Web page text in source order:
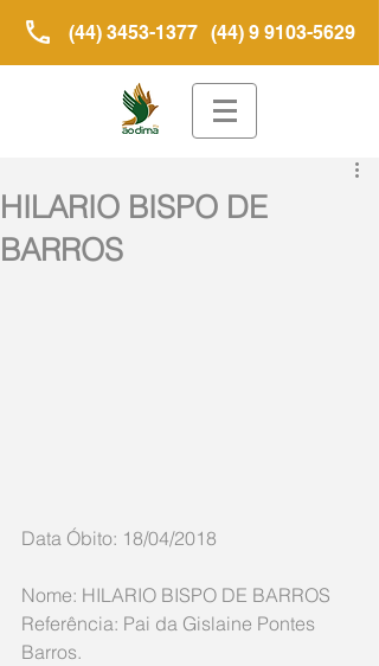
(44) 3453-1377 (44) 9 9103-5629
HILARIO BISPO DE
BARROS
Data Óbito: 18/04/2018
Nome: HILARIO BISPO DE BARROS
Referência: Pai da Gislaine Pontes
Barros.